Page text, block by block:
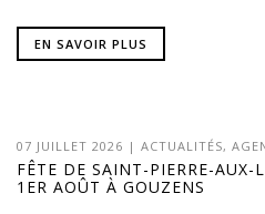
EN SAVOIR PLUS
07 JUILLET 2026 | ACTUALITÉS,
FÊTE DE SAINT-PIERRE-AUX-
1ER AOÛT À GOUZENS